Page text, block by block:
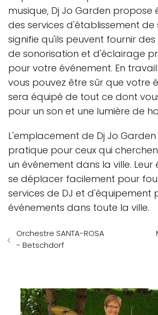
musique, Dj Jo Garden propose
des services d'établissement de
signifie qu'ils peuvent fournir
de sonorisation et d'éclairage
pour votre événement. En
vous pouvez être sûr que votre
sera équipé de tout ce dont
pour un son et une lumière de
L'emplacement de Dj Jo Garden
pratique pour ceux qui
un événement dans la ville.
se déplacer facilement pour
services de DJ et d'équipement
événements dans toute la ville.
Orchestre SANTA-ROSA
- Betschdorf